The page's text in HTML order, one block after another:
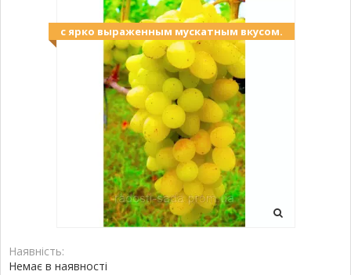
с ярко выраженным мускатным вкусом.
Наявність:
Немає в наявності